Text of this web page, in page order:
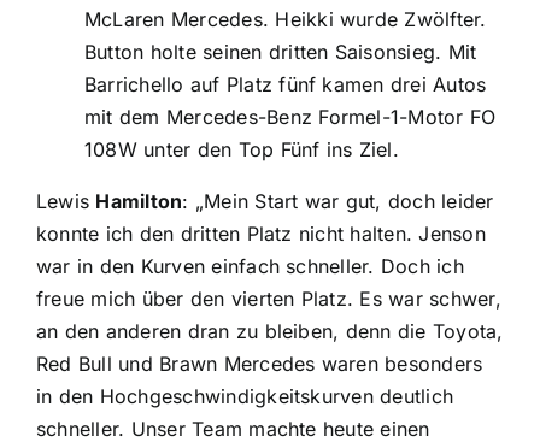
McLaren Mercedes. Heikki wurde Zwölfter.
Button holte seinen dritten Saisonsieg. Mit
Barrichello auf Platz fünf kamen drei Autos
mit dem Mercedes-Benz Formel-1-Motor FO
108W unter den Top Fünf ins Ziel.
Lewis Hamilton: „Mein Start war gut, doch leider
konnte ich den dritten Platz nicht halten. Jenson
war in den Kurven einfach schneller. Doch ich
freue mich über den vierten Platz. Es war schwer,
an den anderen dran zu bleiben, denn die Toyota,
Red Bull und Brawn Mercedes waren besonders
in den Hochgeschwindigkeitskurven deutlich
schneller. Unser Team machte heute einen